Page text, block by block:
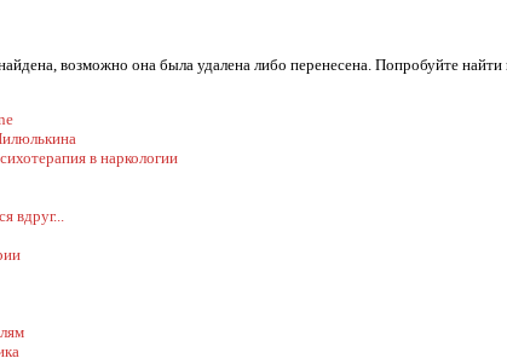
возможно она была удалена либо перенесена. Попробуйте
в наркологии
вдруг...